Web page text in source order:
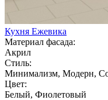
Кухня Ежевика
Материал фасада:
Акрил
Стиль:
Минимализм, Модерн,
Цвет:
Белый, Фиолетовый